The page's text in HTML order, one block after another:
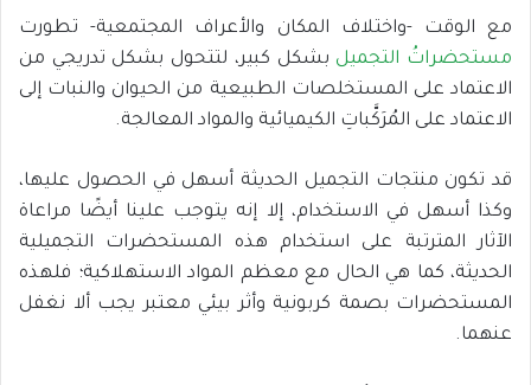
مع الوقت -واختلاف المكان والأعراف المجتمعية- تطورت
مستحضراتُ التجميل بشكل كبير، لتتحول بشكل تدريجي من
الاعتماد على المستخلصات الطبيعية من الحيوان والنبات إلى
الاعتماد على المُرَكَّباتِ الكيميائية والمواد المعالجة.
قد تكون منتجات التجميل الحديثة أسهل في الحصول عليها،
وكذا أسهل في الاستخدام، إلا إنه يتوجب علينا أيضًا مراعاة
الآثار المترتبة على استخدام هذه المستحضرات التجميلية
الحديثة، كما هي الحال مع معظم المواد الاستهلاكية؛ فلهذه
المستحضرات بصمة كربونية وأثر بيئي معتبر يجب ألا نغفل
عنهما.